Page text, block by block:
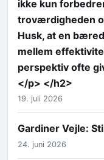
ikke kun
troværdigheden
Husk, at en
mellem
perspektiv ofte
</p> </h2>
19. juli 2026
Gardiner Vejle:
24. juni 2026